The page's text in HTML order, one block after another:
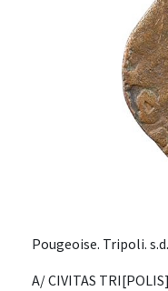
Pougeoise. Tripoli.
A/ CIVITAS